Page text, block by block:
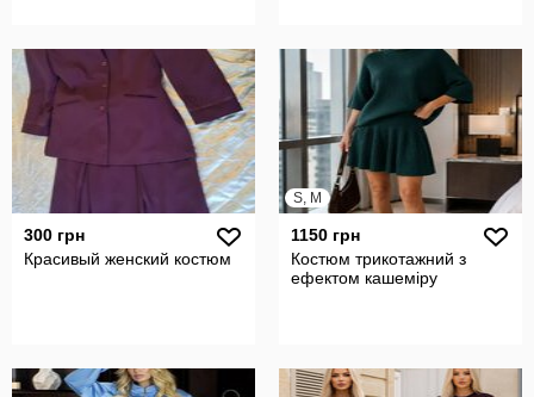
300 грн
Красивый женский костюм
S, M
1150 грн
Костюм трикотажний з
ефектом кашеміру